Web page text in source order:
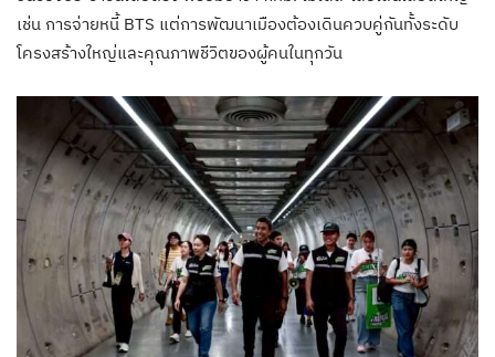
เช่น การจ่ายหนี้ BTS แต่การพัฒนาเมืองต้องเดินควบคู่กันทั้งระดับ
โครงสร้างใหญ่และคุณภาพชีวิตของผู้คนในทุกวัน